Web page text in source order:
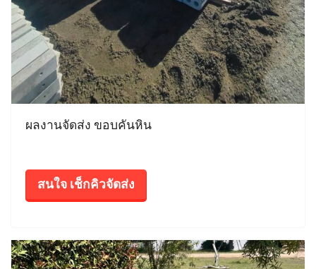
ผลงานจัดส่ง ขอบคันหิน
สนใจ เช็กคิวจัดส่ง